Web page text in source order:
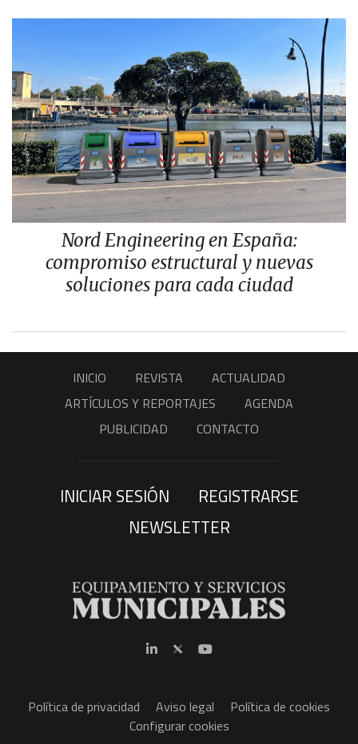
Nord Engineering en España:
compromiso estructural y nuevas
soluciones para cada ciudad
INICIO REVISTA
ACTUALIDAD
ARTÍCULOS Y REPORTAJES
AGENDA
PUBLICIDAD
CONTACTO
INICIAR SESIÓN
REGISTRARSE
NEWSLETTER
Política de privacidad Aviso legal
Política de cookies
Configurar cookies